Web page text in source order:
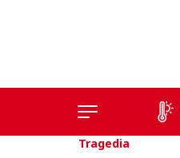
Tragedia